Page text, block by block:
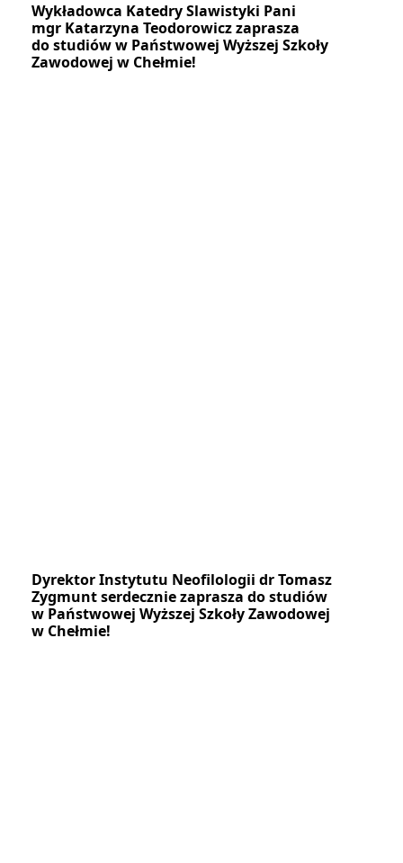
Wykładowca Katedry Slawistyki Pani
mgr Katarzyna Teodorowicz zaprasza
do studiów w Państwowej Wyższej Szkoły
Zawodowej w Chełmie!
Dyrektor Instytutu Neofilologii dr Tomasz
Zygmunt serdecznie zaprasza do studiów
w Państwowej Wyższej Szkoły Zawodowej
w Chełmie!